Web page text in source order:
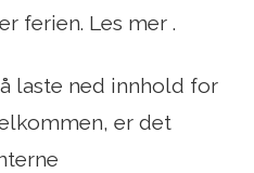
ferien. Les mer .
laste ned innhold for
er det